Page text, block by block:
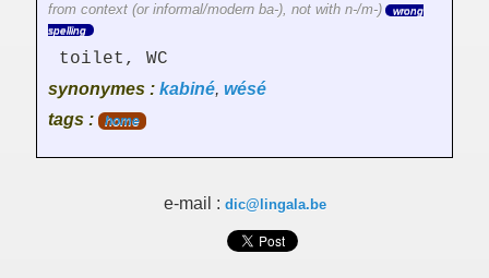
from context (or informal/modern ba-), not with n-/m-)
wrong
spelling
toilet, WC
synonymes : kabiné, wésé
tags :
home
e-mail : dic@lingala.be